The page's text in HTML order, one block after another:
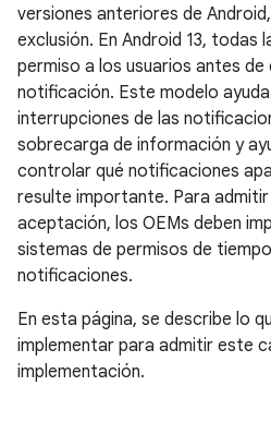
versiones anteriores de
exclusión. En Android 13, todas
permiso a los usuarios antes de
notificación. Este modelo
interrupciones de las
sobrecarga de información y
controlar qué notificaciones
resulte importante. Para
aceptación, los OEMs deben
sistemas de permisos de
notificaciones.
En esta página, se describe lo
implementar para admitir este
implementación.